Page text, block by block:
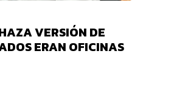
VERSIÓN DE
ERAN OFICINAS